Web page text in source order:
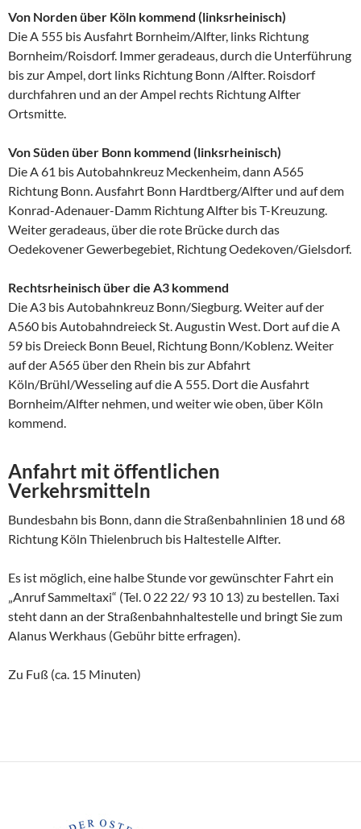
Von Norden über Köln kommend (linksrheinisch)
Die A 555 bis Ausfahrt Bornheim/Alfter, links Richtung
Bornheim/Roisdorf. Immer geradeaus, durch die Unterführung
bis zur Ampel, dort links Richtung Bonn /Alfter. Roisdorf
durchfahren und an der Ampel rechts Richtung Alfter
Ortsmitte.
Von Süden über Bonn kommend (linksrheinisch)
Die A 61 bis Autobahnkreuz Meckenheim, dann A565
Richtung Bonn. Ausfahrt Bonn Hardtberg/Alfter und auf dem
Konrad-Adenauer-Damm Richtung Alfter bis T-Kreuzung.
Weiter geradeaus, über die rote Brücke durch das
Oedekovener Gewerbegebiet, Richtung Oedekoven/Gielsdorf.
Rechtsrheinisch über die A3 kommend
Die A3 bis Autobahnkreuz Bonn/Siegburg. Weiter auf der
A560 bis Autobahndreieck St. Augustin West. Dort auf die A
59 bis Dreieck Bonn Beuel, Richtung Bonn/Koblenz. Weiter
auf der A565 über den Rhein bis zur Abfahrt
Köln/Brühl/Wesseling auf die A 555. Dort die Ausfahrt
Bornheim/Alfter nehmen, und weiter wie oben, über Köln
kommend.
Anfahrt mit öffentlichen
Verkehrsmitteln
Bundesbahn bis Bonn, dann die Straßenbahnlinien 18 und 68
Richtung Köln Thielenbruch bis Haltestelle Alfter.
Es ist möglich, eine halbe Stunde vor gewünschter Fahrt ein
„Anruf Sammeltaxi“ (Tel. 0 22 22/ 93 10 13) zu bestellen. Taxi
steht dann an der Straßenbahnhaltestelle und bringt Sie zum
Alanus Werkhaus (Gebühr bitte erfragen).
Zu Fuß (ca. 15 Minuten)